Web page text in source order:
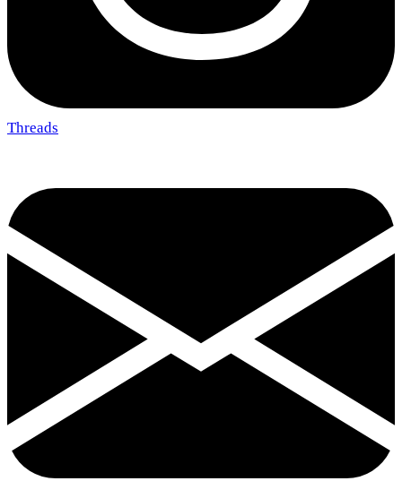
Threads